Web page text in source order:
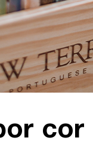
cor